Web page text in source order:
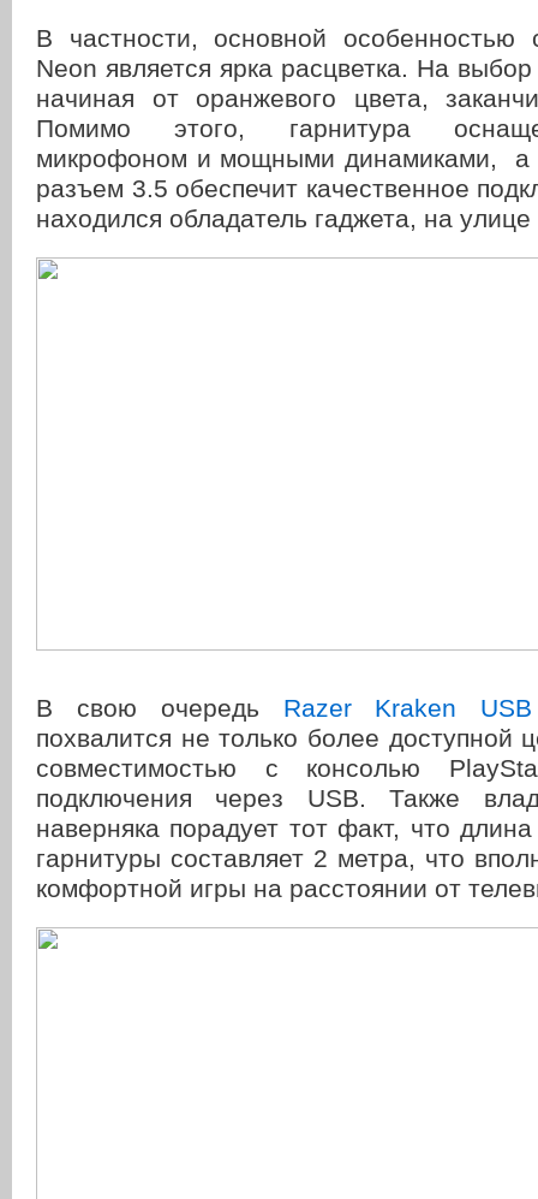
В частности, основной особенностью
Neon является ярка расцветка. На
начиная от оранжевого цвета,
Помимо этого, гарнитура
микрофоном и мощными динамиками, а
разъем 3.5 обеспечит качественное
находился обладатель гаджета, на
В свою очередь Razer Kraken
похвалится не только более доступной
совместимостью с консолью
подключения через USB. Также
наверняка порадует тот факт, что
гарнитуры составляет 2 метра, что
комфортной игры на расстоянии от